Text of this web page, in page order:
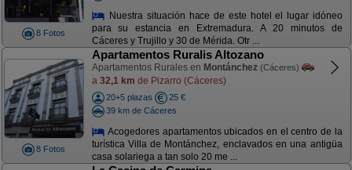
8 Fotos
Nuestra situación hace de este hotel el lugar idóneo
para su estancia en Extremadura. A 20 minutos de
Cáceres y Trujillo y 30 de Mérida. Otr ...
8 Fotos
Apartamentos Ruralis Altozano
Apartamentos Rurales en Montánchez (Cáceres)
a 32,1 km de Pizarro (Cáceres)
20+5 plazas
25 €
39 km de Cáceres
Acogedores apartamentos ubicados en el centro de la
turística Villa de Montánchez, enclavados en una antigüa
casa solariega a tan solo 20 me ...